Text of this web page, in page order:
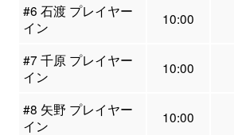
#6 石渡 プレイヤー
イン
10:00
#7 千原 プレイヤー
イン
10:00
#8 矢野 プレイヤー
イン
10:00